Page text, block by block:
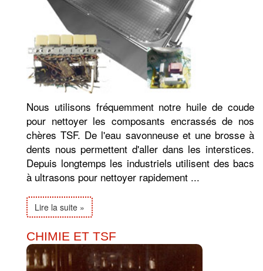
Nous utilisons fréquemment notre huile de coude
pour nettoyer les composants encrassés de nos
chères TSF. De l'eau savonneuse et une brosse à
dents nous permettent d'aller dans les interstices.
Depuis longtemps les industriels utilisent des bacs
à ultrasons pour nettoyer rapidement ...
Lire la suite »
CHIMIE ET TSF